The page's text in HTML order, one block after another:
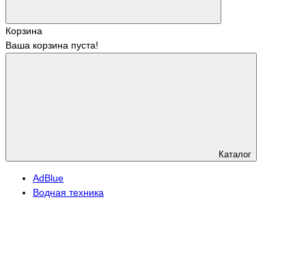
Корзина
Ваша корзина пуста!
Каталог
АdBlue
Водная техника